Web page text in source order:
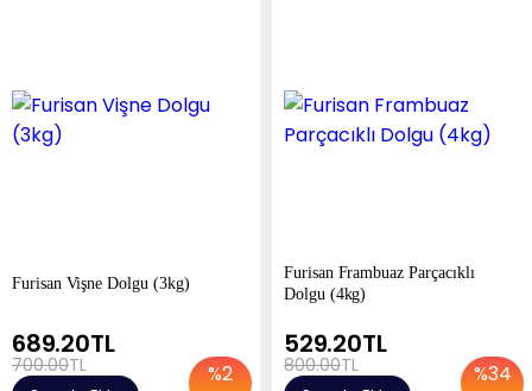
Furisan Vişne Dolgu (3kg)
%2
689.20TL
700.00TL
Furisan Frambuaz Parçacıklı
Dolgu (4kg)
%34
529.20TL
800.00TL